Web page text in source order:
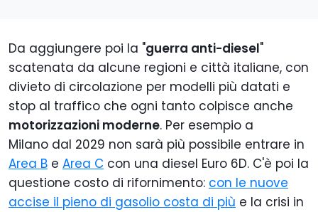
Da aggiungere poi la "guerra anti-diesel"
scatenata da alcune regioni e città italiane, con
divieto di circolazione per modelli più datati e
stop al traffico che ogni tanto colpisce anche
motorizzazioni moderne. Per esempio a
Milano dal 2029 non sarà più possibile entrare in
Area B e Area C con una diesel Euro 6D. C'è poi la
questione costo di rifornimento: con le nuove
accise il pieno di gasolio costa di più e la crisi in